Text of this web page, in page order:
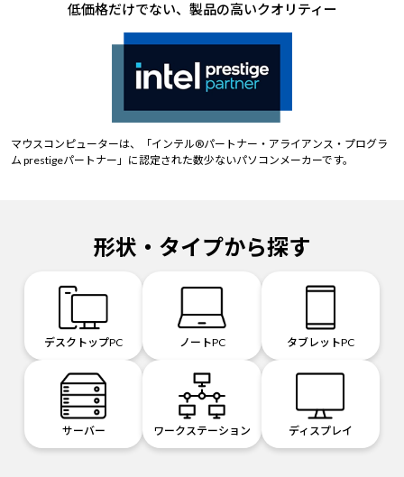
低価格だけでない、製品の高いクオリティー
マウスコンピューターは、「インテル®パートナー・アライアンス・プログラ
ム prestigeパートナー」に認定された数少ないパソコンメーカーです。
形状・タイプから探す
デスクトップPC ノートPC タブレットPC
サーバー ワークステーション ディスプレイ